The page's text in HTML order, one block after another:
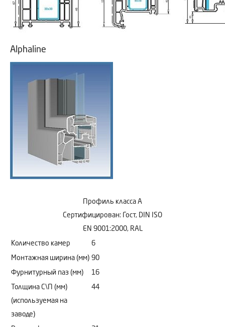
Alphaline
Профиль класса А
Сертифицирован: Гост, DIN ISO
EN 9001:2000, RAL
Количество камер 6
Монтажная ширина (мм) 90
Фурнитурный паз (мм) 16
Толщина С\П (мм)
(используемая на
заводе)
44